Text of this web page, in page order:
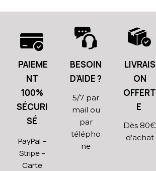
PAIEME
NT
100%
SÉCURI
SÉ
PayPal –
Stripe –
Carte
BESOIN
D’AIDE ?
5/7 par
mail ou
par
télépho
ne
LIVRAIS
ON
OFFERT
E
Dès 80€
d’achat